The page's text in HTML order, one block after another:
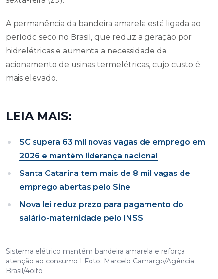
A permanência da bandeira amarela está ligada ao
período seco no Brasil, que reduz a geração por
hidrelétricas e aumenta a necessidade de
acionamento de usinas termelétricas, cujo custo é
mais elevado.
LEIA MAIS:
SC supera 63 mil novas vagas de emprego em
2026 e mantém liderança nacional
Santa Catarina tem mais de 8 mil vagas de
emprego abertas pelo Sine
Nova lei reduz prazo para pagamento do
salário-maternidade pelo INSS
Sistema elétrico mantém bandeira amarela e reforça
atenção ao consumo I Foto: Marcelo Camargo/Agência
Brasil/4oito